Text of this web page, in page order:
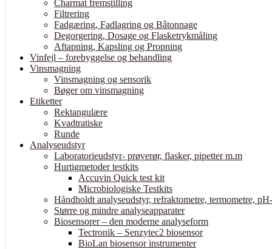
Charmat fremstilling
Filtrering
Fadgæring, Fadlagring og Bâtonnage
Degorgering, Dosage og Flasketrykmåling
Aftapning, Kapsling og Propning
Vinfejl – forebyggelse og behandling
Vinsmagning
Vinsmagning og sensorik
Bøger om vinsmagning
Etiketter
Rektangulære
Kvadtratiske
Runde
Analyseudstyr
Laboratorieudstyr- prøverør, flasker, pipetter m.m
Hurtigmetoder testkits
Accuvin Quick test kit
Microbiologiske Testkits
Håndholdt analyseudstyr, refraktometre, termometre,
Større og mindre analyseapparater
Biosensorer – den moderne analyseform
Tectronik – Senzytec2 biosensor
BioLan biosensor instrumenter